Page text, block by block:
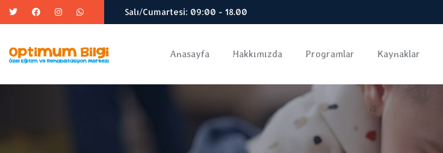
Salı/Cumartesi: 09:00 - 18.00
Anasayfa Hakkımızda Programlar Kaynaklar